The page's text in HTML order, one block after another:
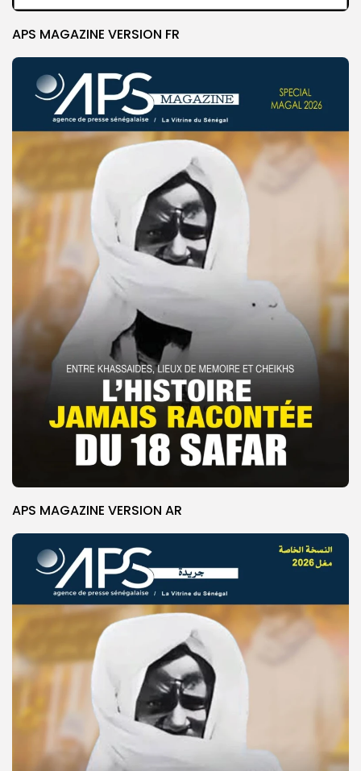
APS MAGAZINE VERSION FR
APS MAGAZINE VERSION AR